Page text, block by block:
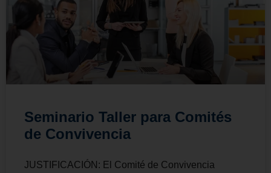
Seminario Taller para Comités
de Convivencia
JUSTIFICACIÓN: El Comité de Convivencia